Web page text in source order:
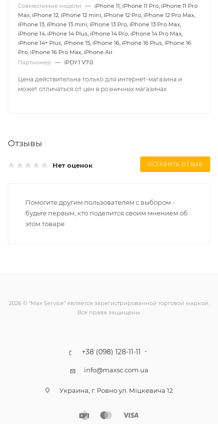
Совместимые модели
—
iPhone 11, iPhone 11 Pro, iPhone 11 Pro
Max, iPhone 12, iPhone 12 mini, iPhone 12 Pro, iPhone 12 Pro Max,
iPhone 13, iPhone 13 mini, iPhone 13 Pro, iPhone 13 Pro Max,
iPhone 14, iPhone 14 Plus, iPhone 14 Pro, iPhone 14 Pro Max,
iPhone 14+ Plus, iPhone 15, iPhone 16, iPhone 16 Plus, iPhone 16
Pro, iPhone 16 Pro Max, iPhone Air
Партномер
— IPDY:1 V7.0
Цена действительна только для интернет-магазина и
может отличаться от цен в розничных магазинах
Отзывы
Нет оценок ОСТАВИТЬ ОТЗЫВ
Помогите другим пользователям с выбором -
будьте первым, кто поделится своим мнением об
этом товаре
2026 © “Max Service” является зарегистрированной торговой маркой.
Все права защищены.
+38 (098) 128-11-11
info@maxsc.com.ua
Украина, г. Ровно ул. Міцкевича 12